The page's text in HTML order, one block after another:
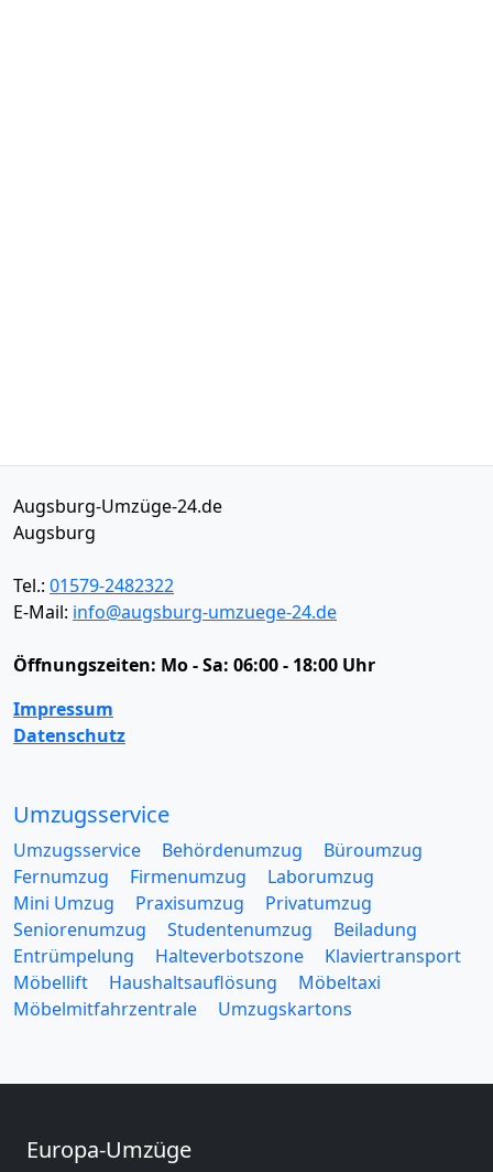
Augsburg-Umzüge-24.de
Augsburg
Tel.: 01579-2482322
E-Mail: info@augsburg-umzuege-24.de
Öffnungszeiten: Mo - Sa: 06:00 - 18:00 Uhr
Impressum
Datenschutz
Umzugsservice
Umzugsservice Behördenumzug
Büroumzug
Fernumzug
Firmenumzug
Laborumzug
Mini Umzug
Praxisumzug
Privatumzug
Seniorenumzug
Studentenumzug
Beiladung
Entrümpelung
Halteverbotszone
Klaviertransport
Möbellift
Haushaltsauflösung
Möbeltaxi
Möbelmitfahrzentrale
Umzugskartons
Europa-Umzüge